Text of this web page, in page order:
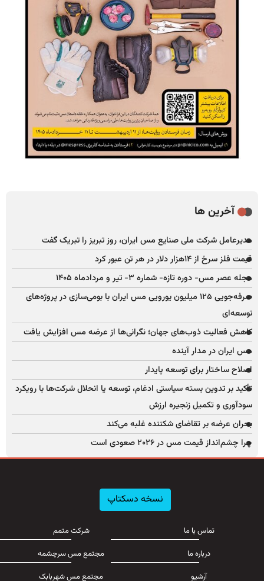
آخرین ها
مدیرعامل شرکت ملی صنایع مس ایران، روز تبریز را تبریک گفت
قیمت فلز سرخ از ۱۴هزار دلار در هر تن عبور کرد
مجله عصر مس- دوره تازه- شماره ۳- تیر و مردادماه ۱۴۰۵
صرفه‌جویی ۱۲۵ میلیون یورویی مس ایران با بومی‌سازی در پروژه‌های
توسعه‌ای
کاهش فعالیت ذوب‌های جهان؛ نگرانی‌ها از عرضه مس افزایش یافت
مس ایران در مدار آینده
اصلاح ساختار برای توسعه پایدار
تأکید بر تدوین بسته سیاستی ادغام، توسعه یا انحلال شرکت‌ها با رویکرد
سودآوری و تکمیل زنجیره ارزش
بحران عرضه بر تقاضای شکننده غلبه می‌کند
چرا چشم‌انداز قیمت مس در ۲۰۲۶ صعودی است
نسخه دسکتاپ
تماس با ما
درباره ما
آرشیو
شرکت متمم
مجتمع مس سرچشمه
مجتمع مس شهربابک